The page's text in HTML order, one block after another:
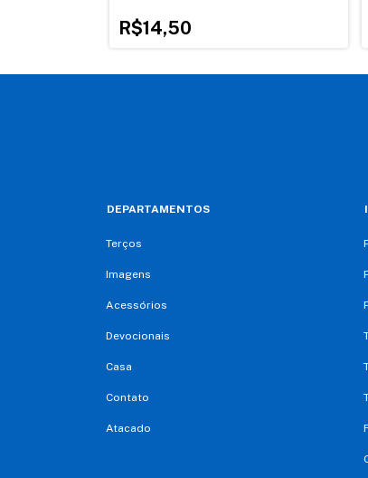
R$14,50
DEPARTAMENTOS
Terços
Imagens
Acessórios
Devocionais
Casa
Contato
Atacado